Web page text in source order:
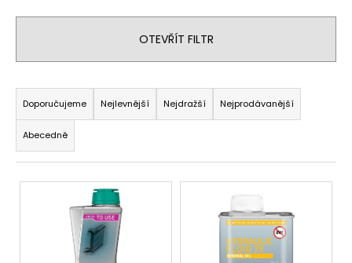
OTEVŘÍT FILTR
Ř
a
z
e
n
í
Doporučujeme Nejlevnější Nejdražší Nejprodávanější
Abecedně
V
HLEDAT
D